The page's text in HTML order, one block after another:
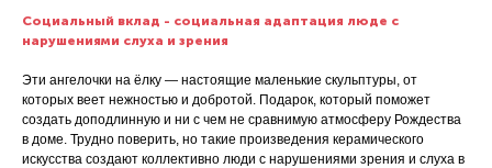
Социальный вклад - социальная адаптация люде с
нарушениями слуха и зрения
Эти ангелочки на ёлку — настоящие маленькие скульптуры, от
которых веет нежностью и добротой. Подарок, который поможет
создать доподлинную и ни с чем не сравнимую атмосферу Рождества
в доме. Трудно поверить, но такие произведения керамического
искусства создают коллективно люди с нарушениями зрения и слуха в